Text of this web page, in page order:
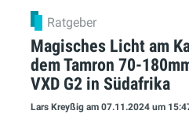
Ratgeber
Magisches Licht am
dem Tamron 70-
VXD G2 in Südafrika
Lars Kreyßig am 07.11.2024 um